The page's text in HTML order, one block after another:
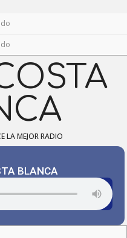
LA MEJOR RADIO
BLANCA